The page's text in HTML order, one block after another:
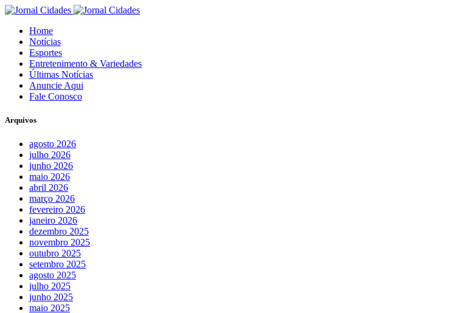
Home
Notícias
Esportes
Entretenimento & Variedades
Últimas Notícias
Anuncie Aqui
Fale Conosco
Arquivos
agosto 2026
julho 2026
junho 2026
maio 2026
abril 2026
março 2026
fevereiro 2026
janeiro 2026
dezembro 2025
novembro 2025
outubro 2025
setembro 2025
agosto 2025
julho 2025
junho 2025
maio 2025